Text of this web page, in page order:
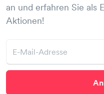
an und erfahren Sie als
Aktionen!